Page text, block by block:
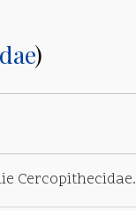
)
Cercopithecidae.